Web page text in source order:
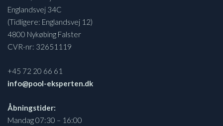
Englandsvej 34C
(Tidligere: Englandsvej 12)
4800 Nykøbing Falster
CVR-nr: 32651119
+45 72 20 66 61
info@pool-eksperten.dk
Åbningstider:
Mandag 07:30 – 16:00